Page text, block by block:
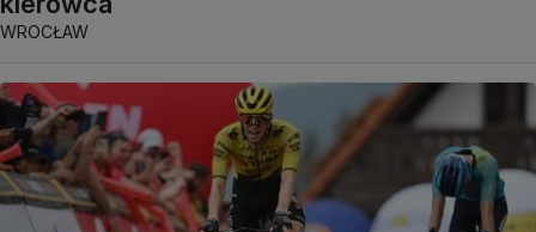
WROCŁAW